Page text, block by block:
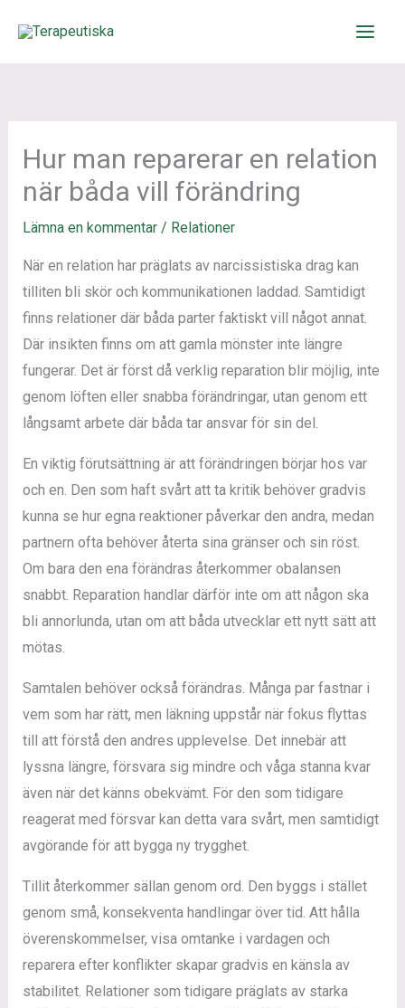
Hur man reparerar en relation
när båda vill förändring
Lämna en kommentar / Relationer
När en relation har präglats av narcissistiska drag kan
tilliten bli skör och kommunikationen laddad. Samtidigt
finns relationer där båda parter faktiskt vill något annat.
Där insikten finns om att gamla mönster inte längre
fungerar. Det är först då verklig reparation blir möjlig, inte
genom löften eller snabba förändringar, utan genom ett
långsamt arbete där båda tar ansvar för sin del.
En viktig förutsättning är att förändringen börjar hos var
och en. Den som haft svårt att ta kritik behöver gradvis
kunna se hur egna reaktioner påverkar den andra, medan
partnern ofta behöver återta sina gränser och sin röst.
Om bara den ena förändras återkommer obalansen
snabbt. Reparation handlar därför inte om att någon ska
bli annorlunda, utan om att båda utvecklar ett nytt sätt att
mötas.
Samtalen behöver också förändras. Många par fastnar i
vem som har rätt, men läkning uppstår när fokus flyttas
till att förstå den andres upplevelse. Det innebär att
lyssna längre, försvara sig mindre och våga stanna kvar
även när det känns obekvämt. För den som tidigare
reagerat med försvar kan detta vara svårt, men samtidigt
avgörande för att bygga ny trygghet.
Tillit återkommer sällan genom ord. Den byggs i stället
genom små, konsekventa handlingar över tid. Att hålla
överenskommelser, visa omtanke i vardagen och
reparera efter konflikter skapar gradvis en känsla av
stabilitet. Relationer som tidigare präglats av starka